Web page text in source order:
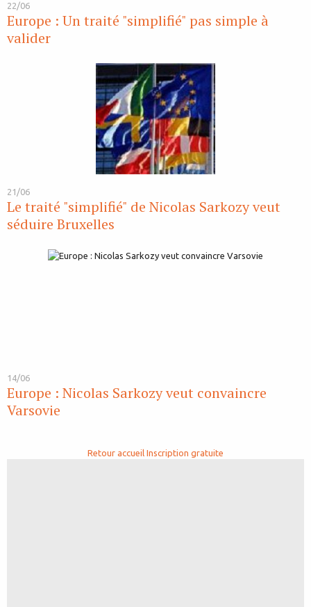
22/06
Europe : Un traité "simplifié" pas simple à
valider
21/06
Le traité "simplifié" de Nicolas Sarkozy veut
séduire Bruxelles
14/06
Europe : Nicolas Sarkozy veut convaincre
Varsovie
Retour accueil Inscription gratuite